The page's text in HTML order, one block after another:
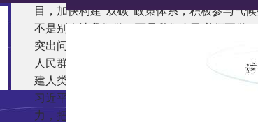
目，加快构建“双碳”政策体系，积极参与气
不是别人让我们做，而是我们自己必须要做
突出问题、实现可持续发展的迫切需要，是
人民群众日益增长的优美生态环境需求、促
建人类命运共同体的迫切需要。我们必须充
习近平强调，实现“双碳”目标是一场广泛而
力，把系统观念贯穿“双碳”工作全过程，注